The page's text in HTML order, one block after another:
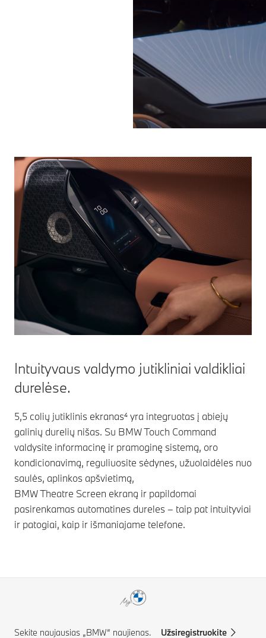
Intuityvaus valdymo jutikliniai valdikliai
durelėse.
5,5 colių jutiklinis ekranas⁴ yra integruotas į abiejų
galinių durelių nišas. Su BMW Touch Command
valdysite informacinę ir pramoginę sistemą, oro
kondicionavimą, reguliuosite sėdynes, užuolaidėles nuo
saulės, aplinkos apšvietimą,
BMW Theatre Screen ekraną ir papildomai
pasirenkamas automatines dureles – taip pat intuityviai
ir patogiai, kaip ir išmaniajame telefone.
Sekite naujausias „BMW“ naujienas. Užsiregistruokite